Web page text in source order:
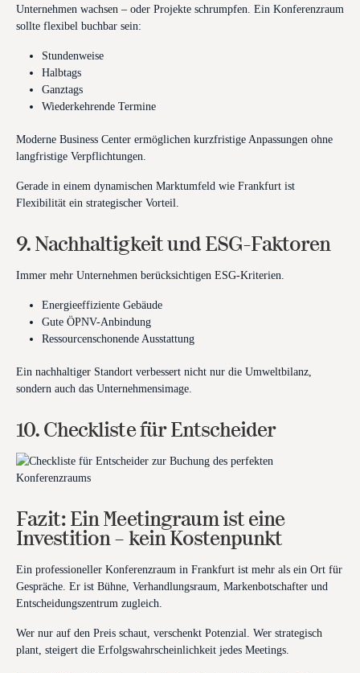
Unternehmen wachsen – oder Projekte schrumpfen. Ein Konferenzraum
sollte flexibel buchbar sein:
Stundenweise
Halbtags
Ganztags
Wiederkehrende Termine
Moderne Business Center ermöglichen kurzfristige Anpassungen ohne
langfristige Verpflichtungen.
Gerade in einem dynamischen Marktumfeld wie Frankfurt ist
Flexibilität ein strategischer Vorteil.
9. Nachhaltigkeit und ESG-Faktoren
Immer mehr Unternehmen berücksichtigen ESG-Kriterien.
Energieeffiziente Gebäude
Gute ÖPNV-Anbindung
Ressourcenschonende Ausstattung
Ein nachhaltiger Standort verbessert nicht nur die Umweltbilanz,
sondern auch das Unternehmensimage.
10. Checkliste für Entscheider
Fazit: Ein Meetingraum ist eine
Investition – kein Kostenpunkt
Ein professioneller Konferenzraum in Frankfurt ist mehr als ein Ort für
Gespräche. Er ist Bühne, Verhandlungsraum, Markenbotschafter und
Entscheidungszentrum zugleich.
Wer nur auf den Preis schaut, verschenkt Potenzial. Wer strategisch
plant, steigert die Erfolgswahrscheinlichkeit jedes Meetings.